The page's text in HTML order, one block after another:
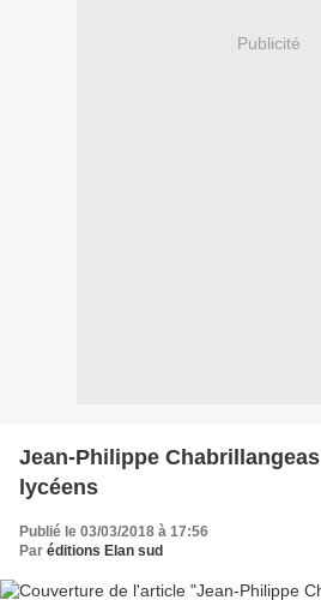
Publicité
Jean-Philippe
lycéens
Publié le 03/03/2018 à 17:56
Par éditions Elan sud